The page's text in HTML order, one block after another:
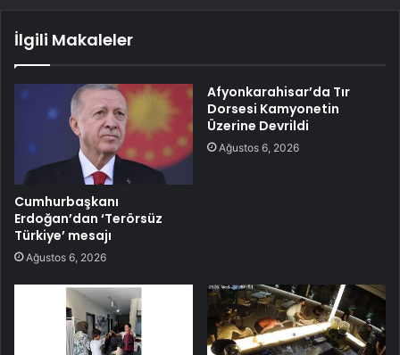
İlgili Makaleler
Cumhurbaşkanı
Erdoğan’dan ‘Terörsüz
Türkiye’ mesajı
Ağustos 6, 2026
Afyonkarahisar’da Tır
Dorsesi Kamyonetin
Üzerine Devrildi
Ağustos 6, 2026